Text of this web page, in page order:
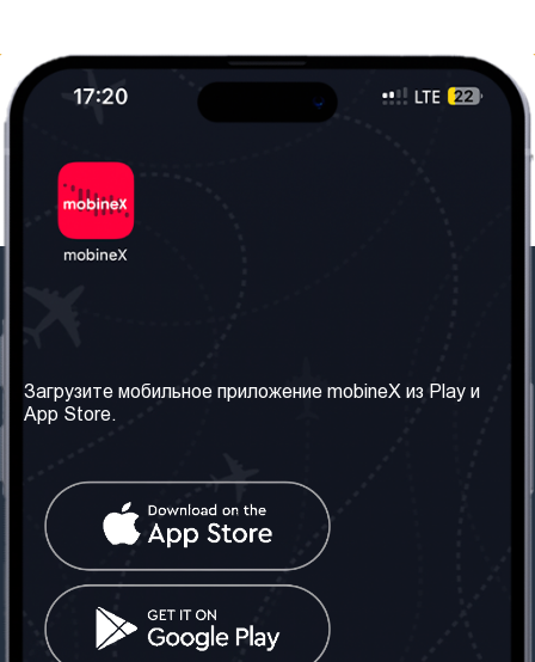
Наши сервисы
Правила и Условия
Часто задаваемые
вопросы
Контакт
Грузия: Тбилиси
Телефон: +442030340050
Социальные сети
Загрузите мобильное приложение mobineX из Play и
App Store.